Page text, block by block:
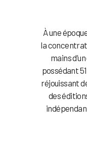
À une
la
mains
possédant
réjouissant
des